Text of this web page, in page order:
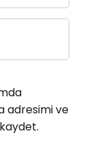
adresimi ve